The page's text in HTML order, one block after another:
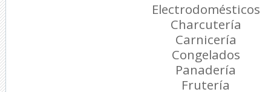
Electrodomésticos
Charcutería
Carnicería
Congelados
Panadería
Frutería